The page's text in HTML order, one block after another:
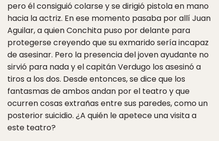
pero él consiguió colarse y se dirigió pistola en mano
hacia la actriz. En ese momento pasaba por allí Juan
Aguilar, a quien Conchita puso por delante para
protegerse creyendo que su exmarido sería incapaz
de asesinar. Pero la presencia del joven ayudante no
sirvió para nada y el capitán Verdugo los asesinó a
tiros a los dos. Desde entonces, se dice que los
fantasmas de ambos andan por el teatro y que
ocurren cosas extrañas entre sus paredes, como un
posterior suicidio. ¿A quién le apetece una visita a
este teatro?